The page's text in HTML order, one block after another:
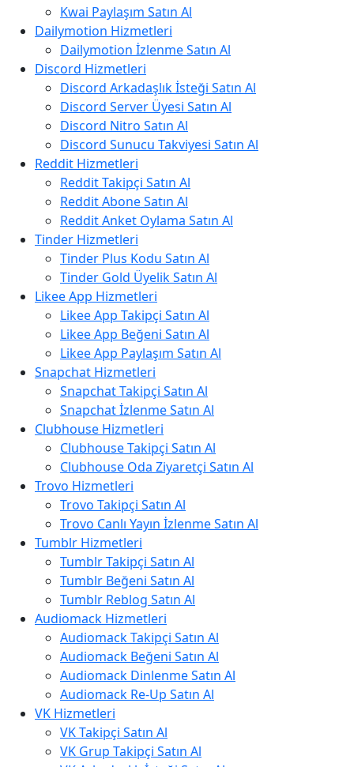
Kwai Paylaşım Satın Al
Dailymotion Hizmetleri
Dailymotion İzlenme Satın Al
Discord Hizmetleri
Discord Arkadaşlık İsteği Satın Al
Discord Server Üyesi Satın Al
Discord Nitro Satın Al
Discord Sunucu Takviyesi Satın Al
Reddit Hizmetleri
Reddit Takipçi Satın Al
Reddit Abone Satın Al
Reddit Anket Oylama Satın Al
Tinder Hizmetleri
Tinder Plus Kodu Satın Al
Tinder Gold Üyelik Satın Al
Likee App Hizmetleri
Likee App Takipçi Satın Al
Likee App Beğeni Satın Al
Likee App Paylaşım Satın Al
Snapchat Hizmetleri
Snapchat Takipçi Satın Al
Snapchat İzlenme Satın Al
Clubhouse Hizmetleri
Clubhouse Takipçi Satın Al
Clubhouse Oda Ziyaretçi Satın Al
Trovo Hizmetleri
Trovo Takipçi Satın Al
Trovo Canlı Yayın İzlenme Satın Al
Tumblr Hizmetleri
Tumblr Takipçi Satın Al
Tumblr Beğeni Satın Al
Tumblr Reblog Satın Al
Audiomack Hizmetleri
Audiomack Takipçi Satın Al
Audiomack Beğeni Satın Al
Audiomack Dinlenme Satın Al
Audiomack Re-Up Satın Al
VK Hizmetleri
VK Takipçi Satın Al
VK Grup Takipçi Satın Al